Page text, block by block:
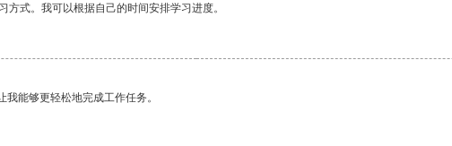
式。我可以根据自己的时间安排学习进度。
能够更轻松地完成工作任务。